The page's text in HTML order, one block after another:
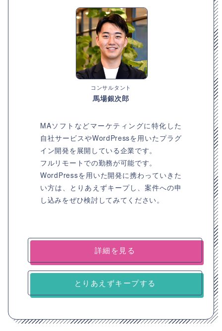
コンサルタント
馬場銀次郎
MAソフトなどマーケティングに特化した
自社サービスやWordPressを用いたプラグ
イン開発を展開している企業です。
フルリモートでの勤務が可能です。
WordPressを用いた開発に携わっていきた
い方は、とりあえずキープし、案件への申
し込みをぜひ検討してみてください。
詳細を見る
とりあえずキープする